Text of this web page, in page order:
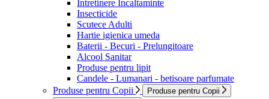
Intretinere Incaltaminte
Insecticide
Scutece Adulti
Hartie igienica umeda
Baterii - Becuri - Prelungitoare
Alcool Sanitar
Produse pentru lipit
Candele - Lumanari - betisoare parfumate
Produse pentru Copii
Produse pentru Copii